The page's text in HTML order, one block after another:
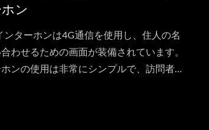
ン
ンターホンは4G通信を使用し、住人の名
わせるための画面が装備されています。
ンの使用は非常にシンプルで、訪問者は